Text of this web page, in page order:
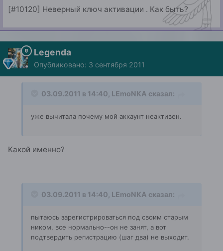
[#10120] Неверный ключ активации . Как быть?
Legenda
Опубликовано: 3 сентября 2011
03.09.2011 в 14:40, LEmoNKA сказал:
уже вычитала почему мой аккаунт неактивен.
Какой именно?
03.09.2011 в 14:40, LEmoNKA сказал:
пытаюсь зарегистрироваться под своим старым
ником, все нормально--он не занят, а вот
подтвердить регистрацию (шаг два) не выходит.